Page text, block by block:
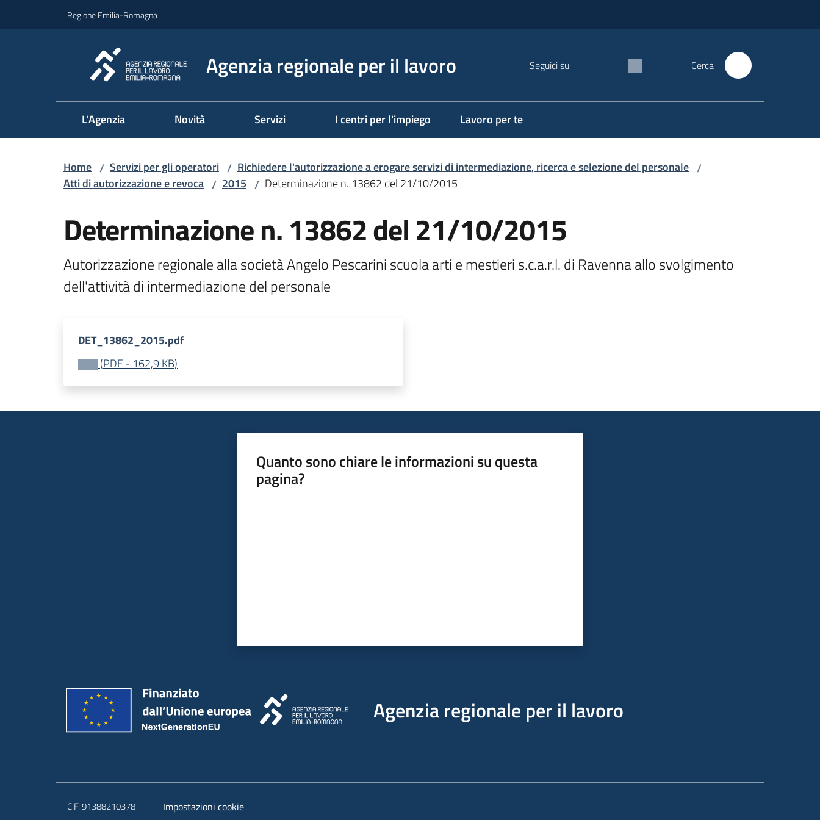
Regione Emilia-Romagna
Agenzia regionale per il lavoro Seguici su Cerca
L'Agenzia Novità Servizi I centri per l'impiego Lavoro per te
Home / Servizi per gli operatori / Richiedere l'autorizzazione a erogare servizi di intermediazione, ricerca e selezione del personale /
Atti di autorizzazione e revoca / 2015 / Determinazione n. 13862 del 21/10/2015
Determinazione n. 13862 del 21/10/2015
Autorizzazione regionale alla società Angelo Pescarini scuola arti e mestieri s.c.a.r.l. di Ravenna allo svolgimento
dell'attività di intermediazione del personale
DET_13862_2015.pdf
(PDF- 162,9 KB)
Quanto sono chiare le informazioni su questa
pagina?
Agenzia regionale per il lavoro
C.F. 91388210378 Impostazioni cookie